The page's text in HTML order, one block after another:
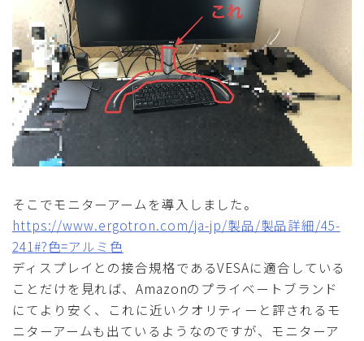
そこでモニターアームを導入しました。
https://www.ergotron.com/ja-jp/製品/製品詳細/45-
241#?色=アルミ色
ディスプレイとの接合規格であるVESAに適合している
ことだけを見れば、Amazonのプライベートブランド
にてより安く、これに近いクオリティーと評されるモ
ニターアームも出ているようなのですが、モニターア